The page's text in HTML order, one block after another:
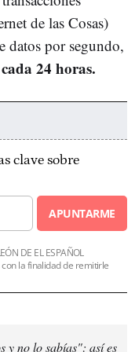
de las Cosas)
datos por segundo,
24 horas.
clave sobre
APUNTARME
DE EL ESPAÑOL
con la finalidad de remitirle
y no lo sabías": así es